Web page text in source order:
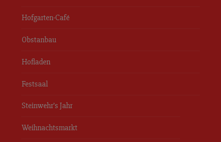
Hofgarten-Café
Obstanbau
Hofladen
Festsaal
Steinwehr’s Jahr
Weihnachtsmarkt